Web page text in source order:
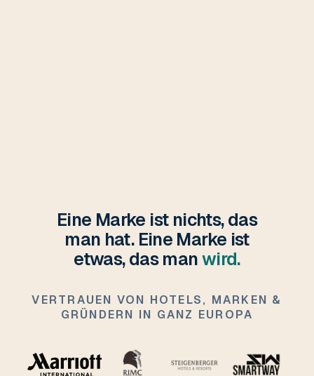
Eine Marke ist nichts, das
man hat. Eine Marke ist
etwas, das manwird.
VERTRAUEN VON HOTELS, MARKEN &
GRÜNDERN IN GANZ EUROPA